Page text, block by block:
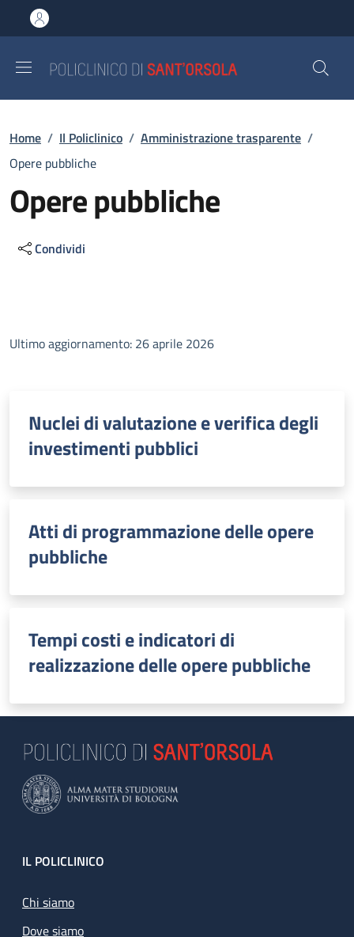
al contenuto principale
to footer content
Briciole di pane
Home / Il Policlinico / Amministrazione trasparente /
Opere pubbliche
Opere pubbliche
Condividi
Ultimo aggiornamento: 26 aprile 2026
Nuclei di valutazione e verifica degli
investimenti pubblici
Atti di programmazione delle opere
pubbliche
Tempi costi e indicatori di
realizzazione delle opere pubbliche
Footer
IL POLICLINICO
Chi siamo
Dove siamo